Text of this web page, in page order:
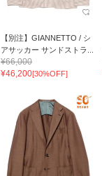
【別注】GIANNETTO / シ
アサッカー サンドストラ...
¥66,000
¥46,200[30%OFF]